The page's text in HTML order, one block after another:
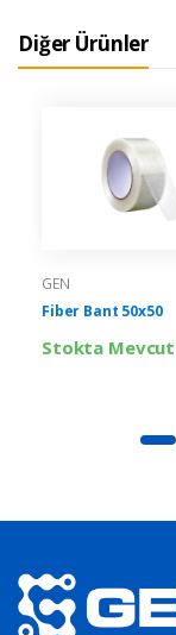
Diğer Ürünler
GEN
Fiber Bant 50x50
Stokta Mevcut